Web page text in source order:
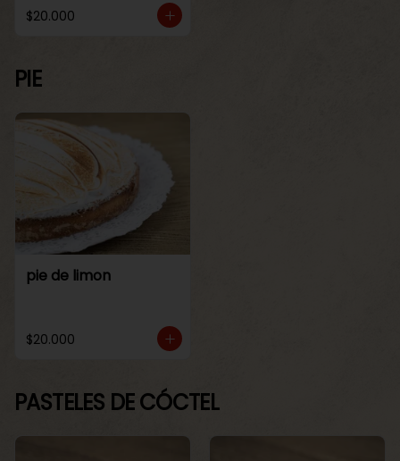
$20.000
PIE
pie de limon
$20.000
PASTELES DE CÓCTEL